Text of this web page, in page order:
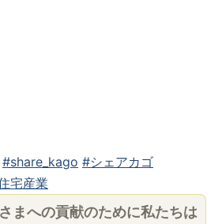
#share_kago #シェアカゴ
宅産業
まへの貢献のために私たちは